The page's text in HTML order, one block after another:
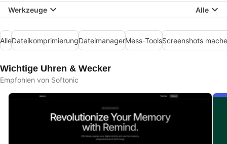
Werkzeuge Alle
AlleDateikomprimierungDateimanagerMess-ToolsScreenshots
Wichtige Uhren & Wecker
Empfohlen von Softonic